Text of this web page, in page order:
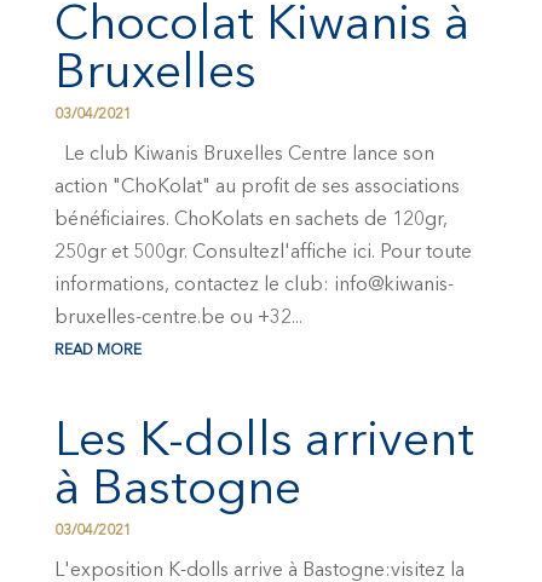
Chocolat Kiwanis à
Bruxelles
03/04/2021
Le club Kiwanis Bruxelles Centre lance son
action "ChoKolat" au profit de ses associations
bénéficiaires. ChoKolats en sachets de 120gr,
250gr et 500gr. Consultezl'affiche ici. Pour toute
informations, contactez le club: info@kiwanis-
bruxelles-centre.be ou +32...
READ MORE
Les K-dolls arrivent
à Bastogne
03/04/2021
L'exposition K-dolls arrive à Bastogne:visitez la